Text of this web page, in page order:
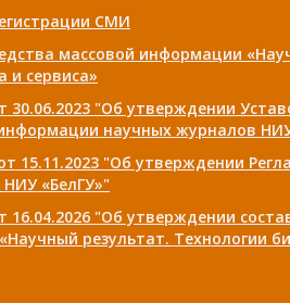
СМИ
массовой информации
и сервиса»
30.06.2023 "Об утверждении
научных журналов
15.11.2023 "Об утверждении
«БелГУ»"
16.04.2026 "Об утверждении
результат. Технологии